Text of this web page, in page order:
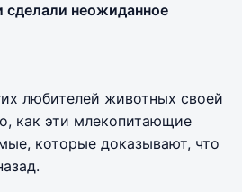
сделали неожиданное
любителей животных своей
как эти млекопитающие
которые доказывают, что